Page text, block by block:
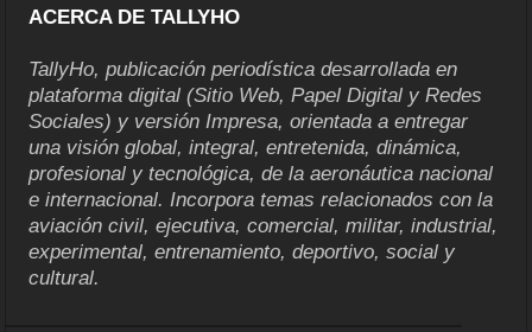
ACERCA DE TALLYHO
TallyHo, publicación periodística desarrollada en
plataforma digital (Sitio Web, Papel Digital y Redes
Sociales) y versión Impresa, orientada a entregar
una visión global, integral, entretenida, dinámica,
profesional y tecnológica, de la aeronáutica nacional
e internacional. Incorpora temas relacionados con la
aviación civil, ejecutiva, comercial, militar, industrial,
experimental, entrenamiento, deportivo, social y
cultural.